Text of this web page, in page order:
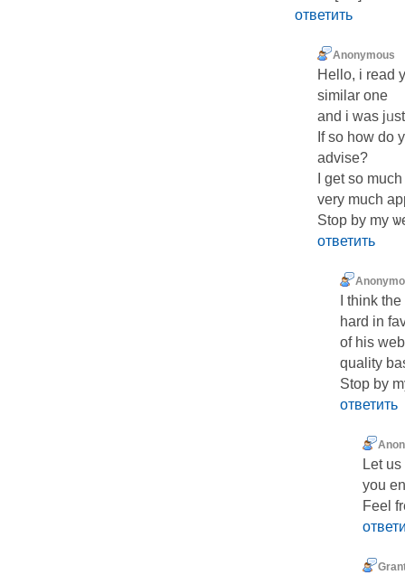
ответить
Anonymous
Ηello, i read
similar one
and i was
If so how do
advise?
I get so
very much
Stop by my
ответить
I think
hard in
of his
quality
Stop by
ответить
Let
you
Feel